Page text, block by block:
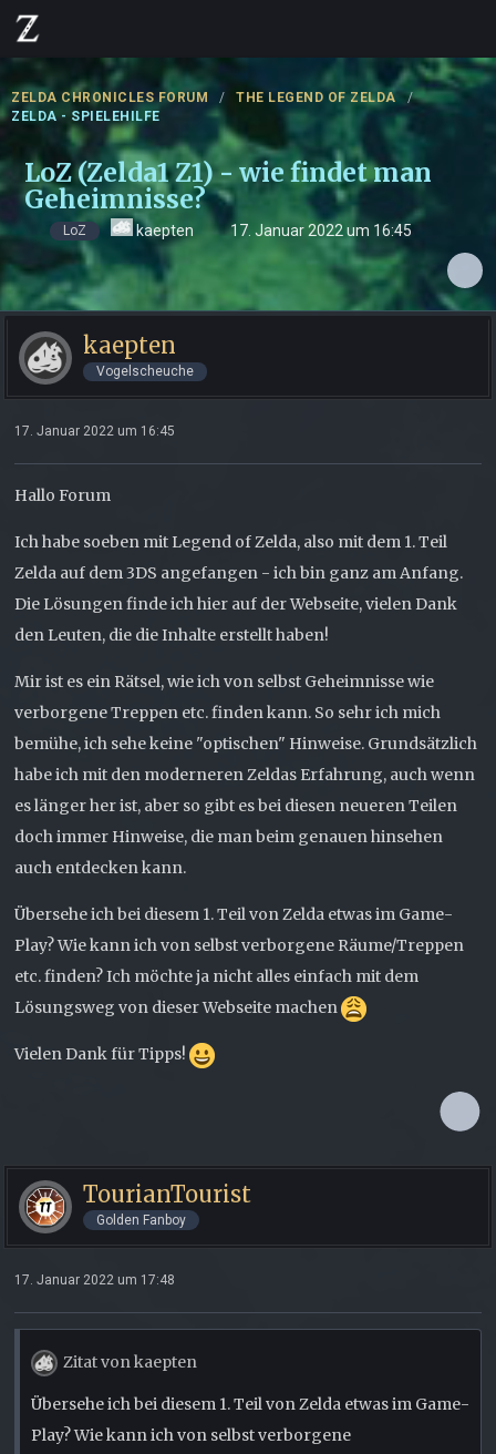
ZELDA CHRONICLES FORUM
THE LEGEND OF ZELDA
ZELDA - SPIELEHILFE
LoZ (Zelda1 Z1) - wie findet man
Geheimnisse?
LoZ kaepten 17. Januar 2022 um 16:45
kaepten
Vogelscheuche
17. Januar 2022 um 16:45
Hallo Forum
Ich habe soeben mit Legend of Zelda, also mit dem 1. Teil
Zelda auf dem 3DS angefangen - ich bin ganz am Anfang.
Die Lösungen finde ich hier auf der Webseite, vielen Dank
den Leuten, die die Inhalte erstellt haben!
Mir ist es ein Rätsel, wie ich von selbst Geheimnisse wie
verborgene Treppen etc. finden kann. So sehr ich mich
bemühe, ich sehe keine "optischen" Hinweise. Grundsätzlich
habe ich mit den moderneren Zeldas Erfahrung, auch wenn
es länger her ist, aber so gibt es bei diesen neueren Teilen
doch immer Hinweise, die man beim genauen hinsehen
auch entdecken kann.
Übersehe ich bei diesem 1. Teil von Zelda etwas im Game-
Play? Wie kann ich von selbst verborgene Räume/Treppen
etc. finden? Ich möchte ja nicht alles einfach mit dem
Lösungsweg von dieser Webseite machen
Vielen Dank für Tipps!
TourianTourist
Golden Fanboy
17. Januar 2022 um 17:48
Zitat von kaepten
Übersehe ich bei diesem 1. Teil von Zelda etwas im Game-
Play? Wie kann ich von selbst verborgene